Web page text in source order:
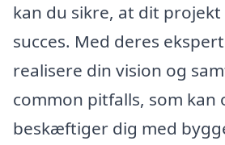
kan du sikre, at dit
succes. Med deres
realisere din vision og
common pitfalls, som kan
beskæftiger dig med